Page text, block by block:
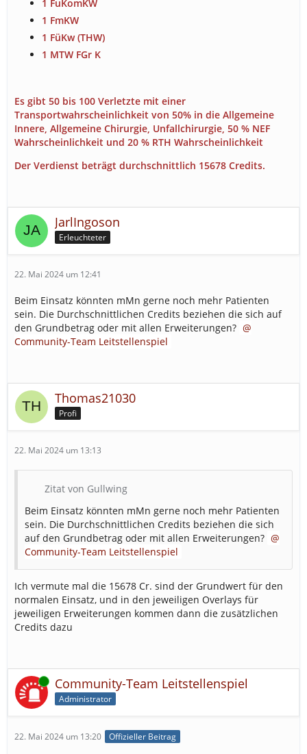
1 FuKomKW
1 FmKW
1 FüKw (THW)
1 MTW FGr K
Es gibt 50 bis 100 Verletzte mit einer
Transportwahrscheinlichkeit von 50% in die Allgemeine
Innere, Allgemeine Chirurgie, Unfallchirurgie, 50 % NEF
Wahrscheinlichkeit und 20 % RTH Wahrscheinlichkeit
Der Verdienst beträgt durchschnittlich 15678 Credits.
JarlIngoson
Erleuchteter
22. Mai 2024 um 12:41
Beim Einsatz könnten mMn gerne noch mehr Patienten
sein. Die Durchschnittlichen Credits beziehen die sich auf
den Grundbetrag oder mit allen Erweiterungen?
Community-Team Leitstellenspiel
Thomas21030
Profi
22. Mai 2024 um 13:13
Zitat von Gullwing
Beim Einsatz könnten mMn gerne noch mehr Patienten
sein. Die Durchschnittlichen Credits beziehen die sich
auf den Grundbetrag oder mit allen Erweiterungen?
Community-Team Leitstellenspiel
Ich vermute mal die 15678 Cr. sind der Grundwert für den
normalen Einsatz, und in den jeweiligen Overlays für
jeweiligen Erweiterungen kommen dann die zusätzlichen
Credits dazu
Online Community-Team Leitstellenspiel
Administrator
22. Mai 2024 um 13:20 Offizieller Beitrag